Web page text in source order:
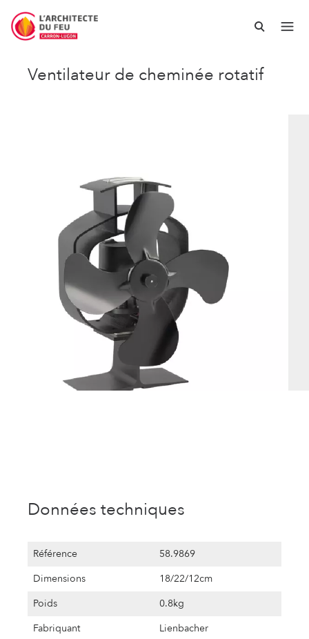
Ventilateur de cheminée rotatif
Données techniques
Référence
58.9869
Dimensions
18/22/12cm
Poids
0.8kg
Fabriquant
Lienbacher